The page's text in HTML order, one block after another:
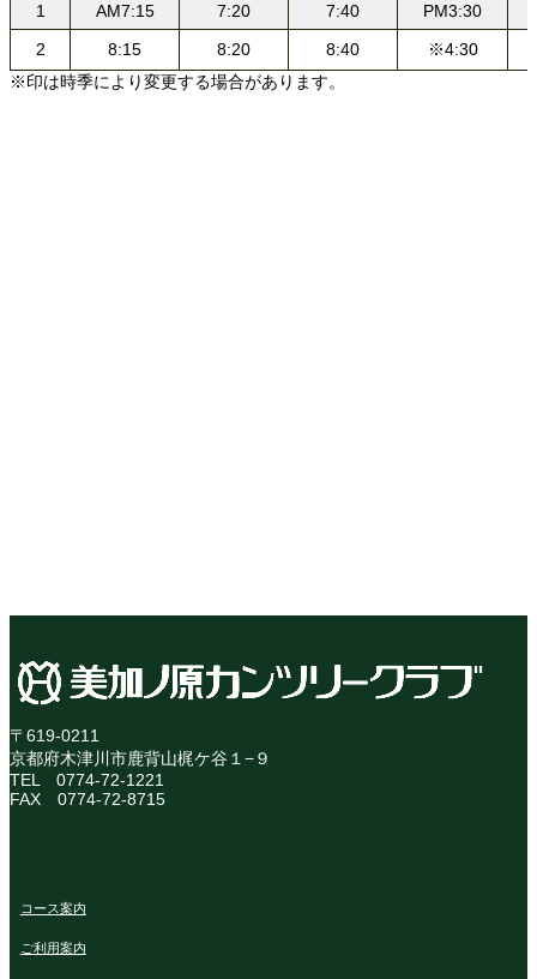
1 AM7:15 7:20 7:40
PM3:30
2
8:15 8:20 8:40
※4:30
※印は時季により変更する場合があります。
〒619-0211
京都府木津川市鹿背山梶ケ谷１−９
TEL 0774-72-1221
FAX 0774-72-8715
ンコース案内
ご利用案内